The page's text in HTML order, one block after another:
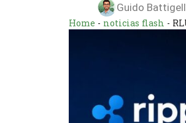
Guido
Home - noticias flash -